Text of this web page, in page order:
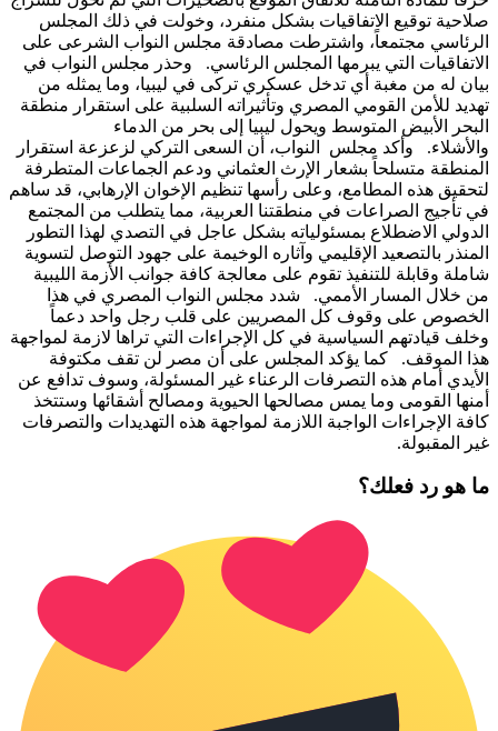
صلاحية توقيع الاتفاقيات بشكل منفرد، وخولت في ذلك المجلس
الرئاسي مجتمعاً، واشترطت مصادقة مجلس النواب الشرعى على
الاتفاقيات التي يبرمها المجلس الرئاسي. وحذر مجلس النواب في
بيان له من مغبة أي تدخل عسكري تركى في ليبيا، وما يمثله من
تهديد للأمن القومي المصري وتأثيراته السلبية على استقرار منطقة
البحر الأبيض المتوسط ويحول ليبيا إلى بحر من الدماء
والأشلاء. وأكد مجلس النواب، أن السعى التركي لزعزعة استقرار
المنطقة متسلحاً بشعار الإرث العثماني ودعم الجماعات المتطرفة
لتحقيق هذه المطامع، وعلى رأسها تنظيم الإخوان الإرهابي، قد ساهم
في تأجيج الصراعات في منطقتنا العربية، مما يتطلب من المجتمع
الدولي الاضطلاع بمسئولياته بشكل عاجل في التصدي لهذا التطور
المنذر بالتصعيد الإقليمي وآثاره الوخيمة على جهود التوصل لتسوية
شاملة وقابلة للتنفيذ تقوم على معالجة كافة جوانب الأزمة الليبية
من خلال المسار الأممي. شدد مجلس النواب المصري في هذا
الخصوص على وقوف كل المصريين على قلب رجل واحد دعماً
وخلف قيادتهم السياسية في كل الإجراءات التي تراها لازمة لمواجهة
هذا الموقف. كما يؤكد المجلس على أن مصر لن تقف مكتوفة
الأيدي أمام هذه التصرفات الرعناء غير المسئولة، وسوف تدافع عن
أمنها القومى وما يمس مصالحها الحيوية ومصالح أشقائها وستتخذ
كافة الإجراءات الواجبة اللازمة لمواجهة هذه التهديدات والتصرفات
غير المقبولة.
ما هو رد فعلك؟